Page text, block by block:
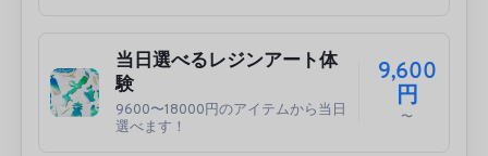
当日選べるレジンアート体
験
9600〜18000円のアイテムから当日
選べます！
9,600
円
〜